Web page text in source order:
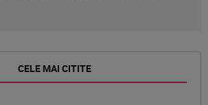
CELE MAI CITITE